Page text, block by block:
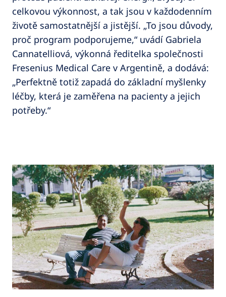
celkovou výkonnost, a tak jsou v každodenním
životě samostatnější a jistější. „To jsou důvody,
proč program podporujeme,“ uvádí Gabriela
Cannatelliová, výkonná ředitelka společnosti
Fresenius Medical Care v Argentině, a dodává:
„Perfektně totiž zapadá do základní myšlenky
léčby, která je zaměřena na pacienty a jejich
potřeby.“